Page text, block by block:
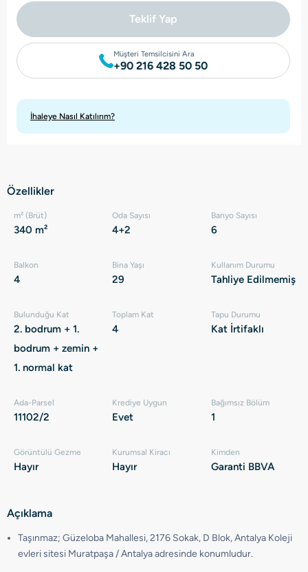
Teklif Yap
Müşteri Temsilcisini Ara
+90 216 428 50 50
İhaleye Nasıl Katılırım?
Özellikler
m² (Brüt)
340 m²
Oda Sayısı
4+2
Banyo Sayısı
6
Balkon
4
Bina Yaşı
29
Kullanım Durumu
Tahliye Edilmemiş
Bulunduğu Kat
2. bodrum + 1.
bodrum + zemin +
1. normal kat
Toplam Kat
4
Tapu Durumu
Kat İrtifaklı
Ada-Parsel
11102/2
Krediye Uygun
Evet
Bağımsız Bölüm
1
Görüntülü Gezme
Hayır
Kurumsal Kiracı
Hayır
Kimden
Garanti BBVA
Açıklama
Taşınmaz; Güzeloba Mahallesi, 2176 Sokak, D Blok, Antalya Koleji
evleri sitesi Muratpaşa / Antalya adresinde konumludur.